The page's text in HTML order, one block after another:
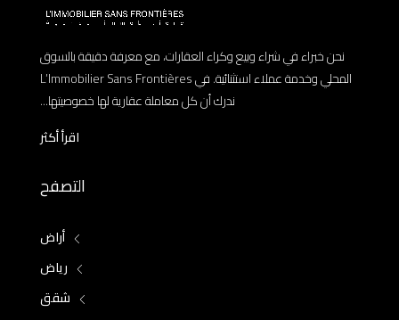
نحن خبراء في شراء وبيع وكراء العقارات، مع معرفة دقيقة بالسوق
المحلي وخدمة عملاء استثنائية. في L’Immobilier Sans Frontières
ندرك أن كل معاملة عقارية لها خصوصيتها...
اقرأ أكثر
التصفح
أراض
رياض
شقق